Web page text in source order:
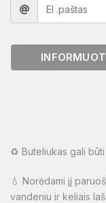
♻️ Buteliukas gali
💧 Norėdami jį
vandeniu ir keliais